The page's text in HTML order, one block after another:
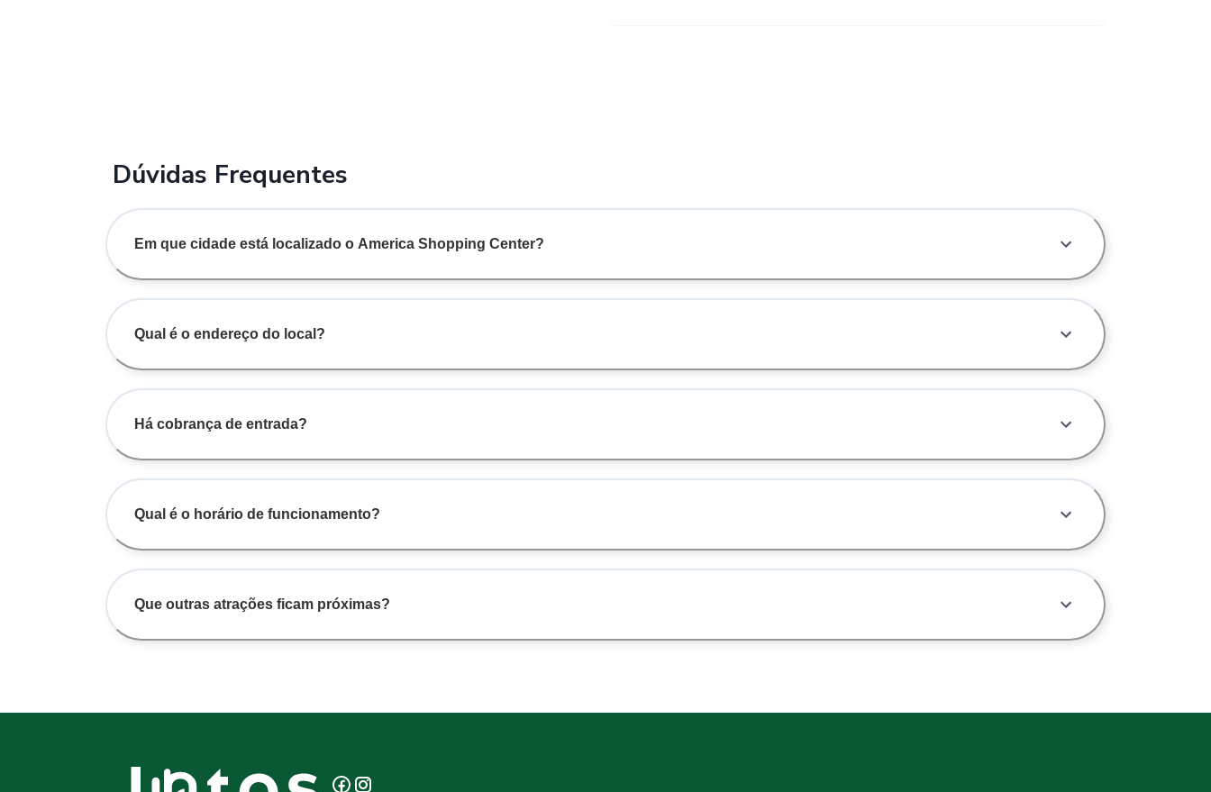
Dúvidas Frequentes
Em que cidade está localizado o America Shopping Center?
Qual é o endereço do local?
Há cobrança de entrada?
Qual é o horário de funcionamento?
Que outras atrações ficam próximas?